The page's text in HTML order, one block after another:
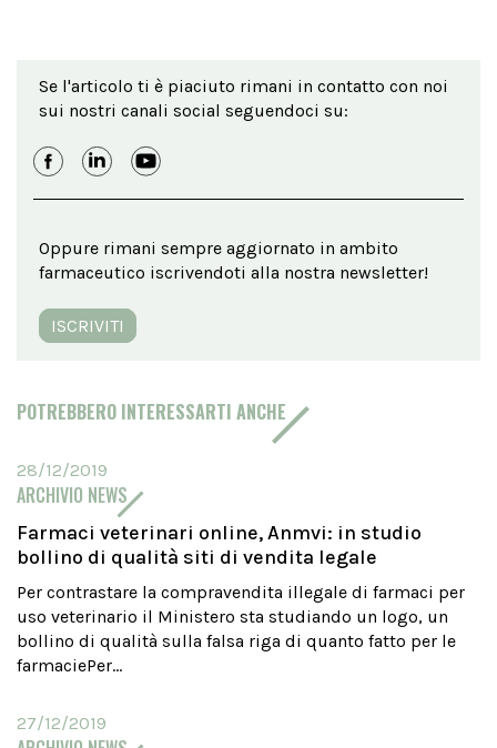
Se l'articolo ti è piaciuto rimani in contatto con noi
sui nostri canali social seguendoci su:
Oppure rimani sempre aggiornato in ambito
farmaceutico iscrivendoti alla nostra newsletter!
ISCRIVITI
POTREBBERO INTERESSARTI ANCHE
28/12/2019
ARCHIVIO NEWS
Farmaci veterinari online, Anmvi: in studio
bollino di qualità siti di vendita legale
Per contrastare la compravendita illegale di farmaci per
uso veterinario il Ministero sta studiando un logo, un
bollino di qualità sulla falsa riga di quanto fatto per le
farmaciePer...
27/12/2019